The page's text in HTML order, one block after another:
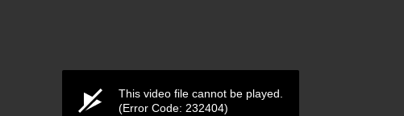
This video file cannot be played.
(Error Code: 232404)